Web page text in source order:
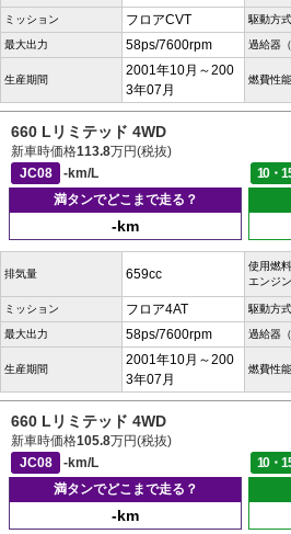
ミッション フロアCVT 駆動方式
最大出力 58ps/7600rpm 過給器
生産期間
2001年10月～200
3年07月
燃費性能
660 Lリミテッド 4WD
新車時価格113.8万円(税抜)
JC08
-km/L 10・
満タンでどこまで走る？
-km
排気量 659cc
使用燃料
エンジン
ミッション フロア4AT 駆動方式
最大出力 58ps/7600rpm 過給器
生産期間
2001年10月～200
3年07月
燃費性能
660 Lリミテッド 4WD
新車時価格105.8万円(税抜)
JC08
-km/L 10・
満タンでどこまで走る？
-km